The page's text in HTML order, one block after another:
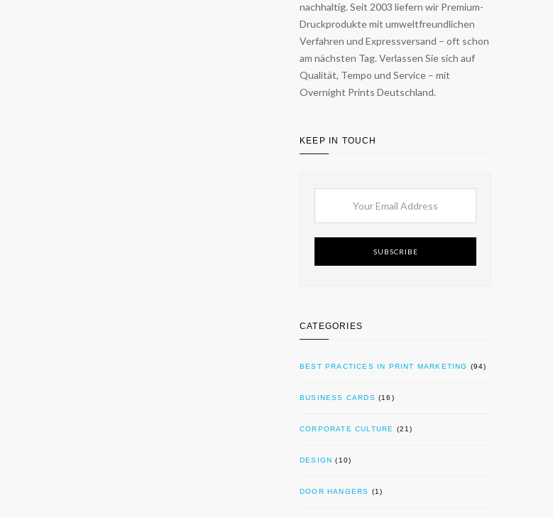
nachhaltig. Seit 2003 liefern wir Premium-
Druckprodukte mit umweltfreundlichen
Verfahren und Expressversand – oft schon
am nächsten Tag. Verlassen Sie sich auf
Qualität, Tempo und Service – mit
Overnight Prints Deutschland.
KEEP IN TOUCH
SUBSCRIBE
CATEGORIES
BEST PRACTICES IN PRINT MARKETING (94)
BUSINESS CARDS (16)
CORPORATE CULTURE (21)
DESIGN (10)
DOOR HANGERS (1)